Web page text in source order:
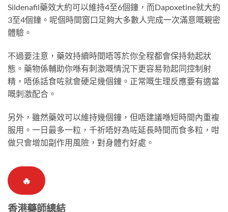
Sildenafil藥效大約可以維持4至6個鐘，而Dapoxetine就大約
3至4個鐘。呢個時間窗口足夠大多數人完成一次滿意嘅親密
體驗。
不過要注意，藥效持續時間唔等於你全程都會保持勃起狀
態。藥物係輔助你喺有刺激嘅情況下更容易勃起同控制射
精，唔係話食咗就會硬足幾個鐘。正常嘅生理反應要有適當
嘅刺激配合。
另外，雖然藥效可以維持幾個鐘，但唔建議喺短時間內重複
服用。一日最多一粒，千祈唔好為咗延長時間而食多粒，咁
做只會增加副作用風險，對身體冇好處。
🔥
香港藥師總結